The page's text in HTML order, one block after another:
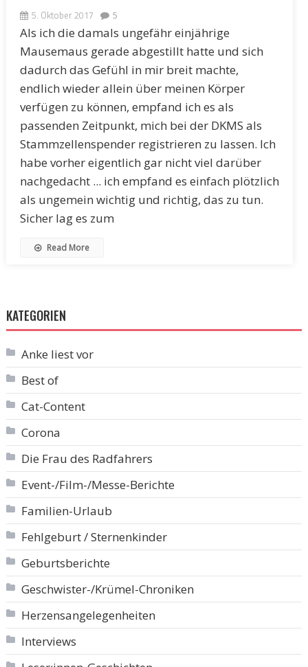
5. Oktober 2017 5
Als ich die damals ungefähr einjährige
Mausemaus gerade abgestillt hatte und sich
dadurch das Gefühl in mir breit machte,
endlich wieder allein über meinen Körper
verfügen zu können, empfand ich es als
passenden Zeitpunkt, mich bei der DKMS als
Stammzellenspender registrieren zu lassen. Ich
habe vorher eigentlich gar nicht viel darüber
nachgedacht ... ich empfand es einfach plötzlich
als ungemein wichtig und richtig, das zu tun.
Sicher lag es zum
Read More
KATEGORIEN
Anke liest vor
Best of
Cat-Content
Corona
Die Frau des Radfahrers
Event-/Film-/Messe-Berichte
Familien-Urlaub
Fehlgeburt / Sternenkinder
Geburtsberichte
Geschwister-/Krümel-Chroniken
Herzensangelegenheiten
Interviews